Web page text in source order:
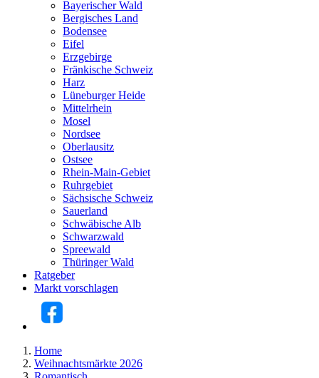
Bayerischer Wald
Bergisches Land
Bodensee
Eifel
Erzgebirge
Fränkische Schweiz
Harz
Lüneburger Heide
Mittelrhein
Mosel
Nordsee
Oberlausitz
Ostsee
Rhein-Main-Gebiet
Ruhrgebiet
Sächsische Schweiz
Sauerland
Schwäbische Alb
Schwarzwald
Spreewald
Thüringer Wald
Ratgeber
Markt vorschlagen
Home
Weihnachtsmärkte 2026